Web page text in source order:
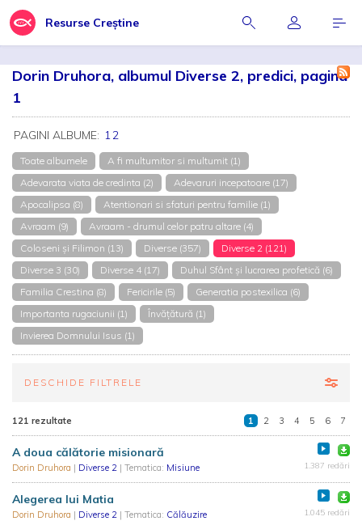
Resurse Creștine
Dorin Druhora, albumul Diverse 2, predici, pagina
1
PAGINI ALBUME: 12
Toate albumele
A fi multumitor si multumit (1)
Adevarata viata de credinta (2)
Adevaruri incepatoare (17)
Apocalipsa (8)
Atentionari si sfaturi pentru familie (1)
Avraam (9)
Avraam - drumul celor patru altare (4)
Coloseni și Filimon (13)
Diverse (357)
Diverse 2 (121)
Diverse 3 (30)
Diverse 4 (17)
Duhul Sfânt și lucrarea profetică (6)
Familia Crestina (8)
Fericirile (5)
Generatia postexilica (6)
Importanta rugaciunii (1)
Învățătură (1)
Invierea Domnului Isus (1)
DESCHIDE FILTRELE
121 rezultate 1 2 3 4 5 6 7
A doua călătorie misionară
Dorin Druhora | Diverse 2 | Tematica: Misiune 1.387 redări
Alegerea lui Matia
Dorin Druhora | Diverse 2 | Tematica: Călăuzire 1.045 redări